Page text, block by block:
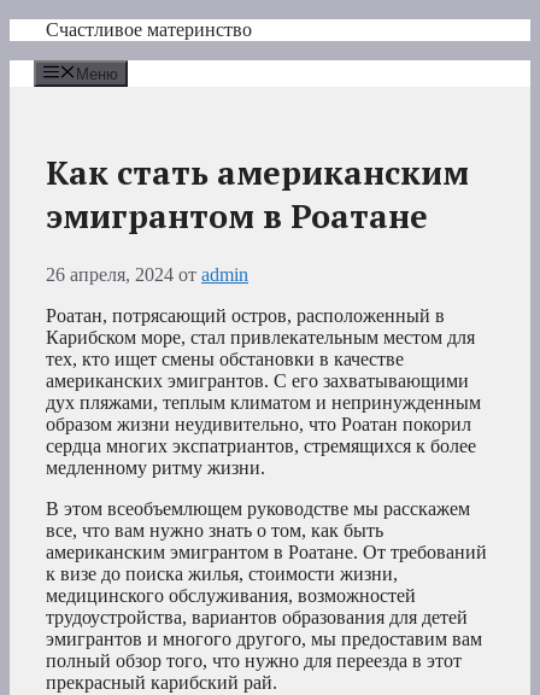
Перейти
содержимому
Счастливое материнство
Меню
Как стать американским
эмигрантом в Роатане
26 апреля, 2024 от admin
Роатан, потрясающий остров, расположенный в
Карибском море, стал привлекательным местом для
тех, кто ищет смены обстановки в качестве
американских эмигрантов. С его захватывающими
дух пляжами, теплым климатом и непринужденным
образом жизни неудивительно, что Роатан покорил
сердца многих экспатриантов, стремящихся к более
медленному ритму жизни.
В этом всеобъемлющем руководстве мы расскажем
все, что вам нужно знать о том, как быть
американским эмигрантом в Роатане. От требований
к визе до поиска жилья, стоимости жизни,
медицинского обслуживания, возможностей
трудоустройства, вариантов образования для детей
эмигрантов и многого другого, мы предоставим вам
полный обзор того, что нужно для переезда в этот
прекрасный карибский рай.